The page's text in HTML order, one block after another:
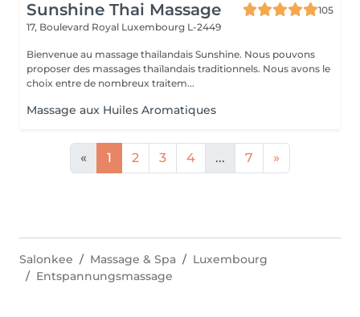
Sunshine Thai Massage
105
17, Boulevard Royal Luxembourg L-2449
Bienvenue au massage thaïlandais Sunshine. Nous pouvons
proposer des massages thaïlandais traditionnels. Nous avons le
choix entre de nombreux traitem...
Massage aux Huiles Aromatiques
« 1 2 3 4 ... 7 »
Salonkee Massage & Spa
Luxembourg
Entspannungsmassage